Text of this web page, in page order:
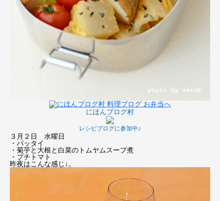
にほんブログ村
レシピブログに参加中♪
３月２日 水曜日
・パッタイ
・菊芋と大根と白菜のトムヤムスープ煮
・プチトマト
昨夜はこんな感じ↓。